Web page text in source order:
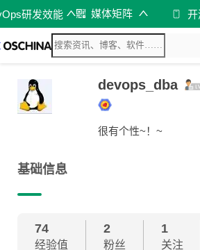
研发效能 媒体矩阵 开
devops_dba
很有个性~！~
基础信息
74
经验值
2
粉丝
1
关注